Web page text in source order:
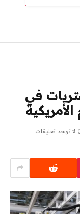
في
لا توجد تعليقات